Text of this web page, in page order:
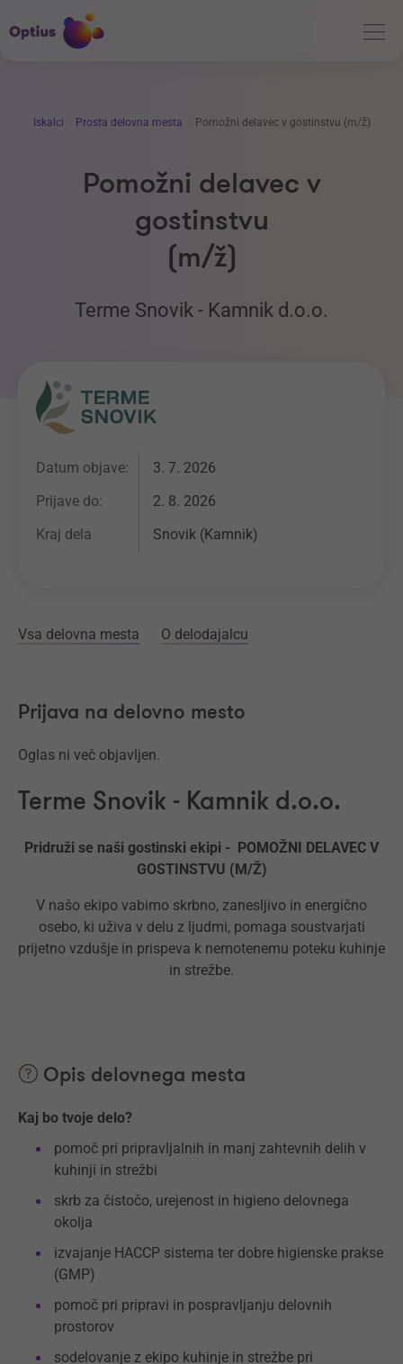
Iskalci Prosta delovna mesta Pomožni delavec v gostinstvu (m/ž)
Pomožni delavec v
gostinstvu
(m/ž)
Terme Snovik - Kamnik d.o.o.
Datum objave:
3. 7. 2026
Prijave do:
2. 8. 2026
Kraj dela
Snovik (Kamnik)
Vsa delovna mesta O delodajalcu
Prijava na delovno mesto
Oglas ni več objavljen.
Terme Snovik - Kamnik d.o.o.
Pridruži se naši gostinski ekipi - POMOŽNI DELAVEC V
GOSTINSTVU (M/Ž)
V našo ekipo vabimo skrbno, zanesljivo in energično
osebo, ki uživa v delu z ljudmi, pomaga soustvarjati
prijetno vzdušje in prispeva k nemotenemu poteku kuhinje
in strežbe.
Opis delovnega mesta
Kaj bo tvoje delo?
pomoč pri pripravljalnih in manj zahtevnih delih v
kuhinji in strežbi
skrb za čistočo, urejenost in higieno delovnega
okolja
izvajanje HACCP sistema ter dobre higienske prakse
(GMP)
pomoč pri pripravi in pospravljanju delovnih
prostorov
sodelovanje z ekipo kuhinje in strežbe pri